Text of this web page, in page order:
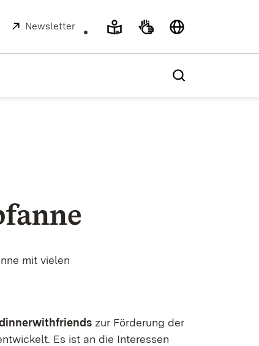
Extern:
Newsletter (Öffnet in neuem Fenster)
mit vielen
zur Förderung der
Es ist an die Interessen